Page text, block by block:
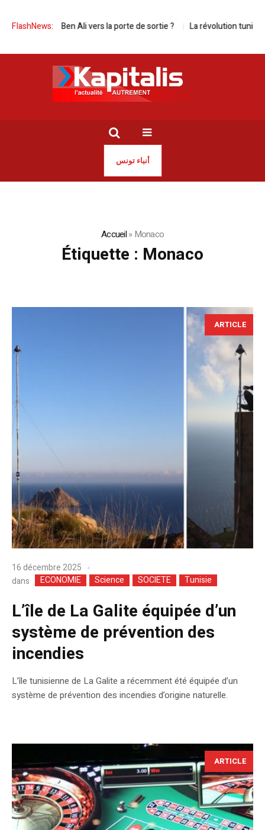
FlashNews:
Ben Ali vers la porte de sortie ? La révolution tunisienne, 15
أنباء تونس
Accueil»Monaco
Étiquette : Monaco
ARTICLE
16 décembre 2025
dans
ECONOMIE Science SOCIETE Tunisie
L’île de La Galite équipée d’un
système de prévention des
incendies
L’île tunisienne de La Galite a récemment été équipée d’un
système de prévention des incendies d’origine naturelle.
ARTICLE